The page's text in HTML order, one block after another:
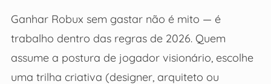
Ganhar Robux sem gastar não é mito — é
trabalho dentro das regras de 2026. Quem
assume a postura de jogador visionário, escolhe
uma trilha criativa (designer, arquiteto ou